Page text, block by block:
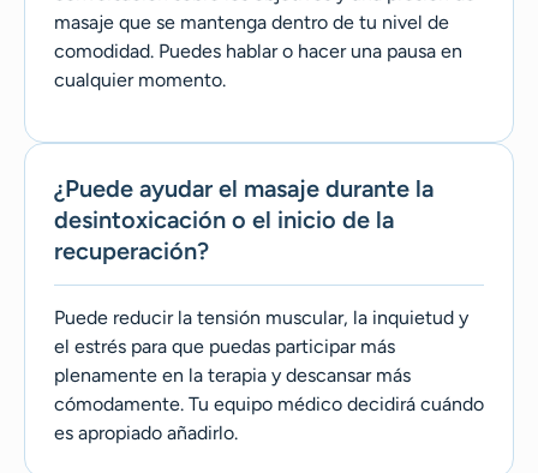
masaje que se mantenga dentro de tu nivel de
comodidad. Puedes hablar o hacer una pausa en
cualquier momento.
¿Puede ayudar el masaje durante la
desintoxicación o el inicio de la
recuperación?
Puede reducir la tensión muscular, la inquietud y
el estrés para que puedas participar más
plenamente en la terapia y descansar más
cómodamente. Tu equipo médico decidirá cuándo
es apropiado añadirlo.